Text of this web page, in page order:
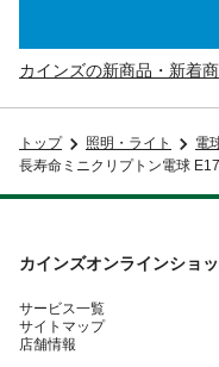
カインズの新商品・新着
トップ 照明・ライト 電
長寿命ミニクリプトン電球
カインズオンラインショ
サービス一覧
サイトマップ
店舗情報